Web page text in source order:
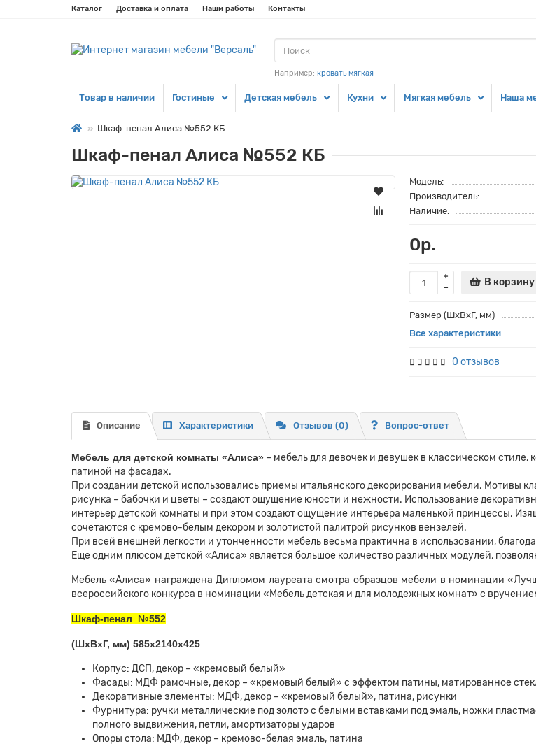
Каталог Доставка и оплата Наши работы Контакты
Например: кровать мягкая
Товар в наличии Гостиные Детская мебель Кухни Мягкая мебель Наша
Шкаф-пенал Алиса №552 КБ
Шкаф-пенал Алиса №552 КБ
Модель:
Производитель:
Наличие:
0р.
В корзину
Размер (ШхВхГ, мм)
Все характеристики
0 отзывов
Описание Характеристики Отзывов (0) Вопрос-ответ
Мебель для детской комнаты «Алиса» – мебель для девочек и девушек в классическом
патиной на фасадах.
При создании детской использовались приемы итальянского декорирования мебели. Мотивы
рисунка – бабочки и цветы – создают ощущение юности и нежности. Использование
интерьер детской комнаты и при этом создают ощущение интерьера маленькой принцессы.
сочетаются с кремово-белым декором и золотистой палитрой рисунков вензелей.
При всей внешней легкости и утонченности мебель весьма практична в использовании,
Еще одним плюсом детской «Алиса» является большое количество различных модулей,
Мебель «Алиса» награждена Дипломом лауреата смотра образцов мебели в номинации
всероссийского конкурса в номинации «Мебель детская и для молодежных комнат» с
Шкаф-пенал №552
(ШхВхГ, мм) 585х2140х425
Корпус: ДСП, декор – «кремовый белый»
Фасады: МДФ рамочные, декор – «кремовый белый» с эффектом патины, матированное
Декоративные элементы: МДФ, декор – «кремовый белый», патина, рисунки
Фурнитура: ручки металлические под золото с белыми вставками под эмаль, ножки
полного выдвижения, петли, амортизаторы ударов
Опоры стола: МДФ, декор – кремово-белая эмаль, патина